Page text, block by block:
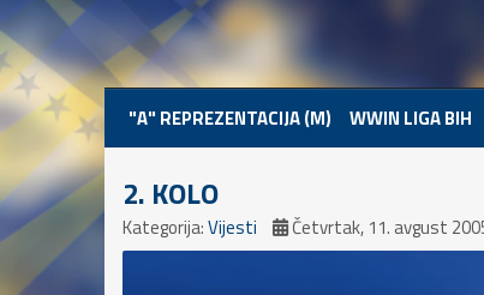
"A" REPREZENTACIJA (M) WWIN LIGA BIH
2. KOLO
Kategorija:Vijesti Četvrtak, 11. avgust